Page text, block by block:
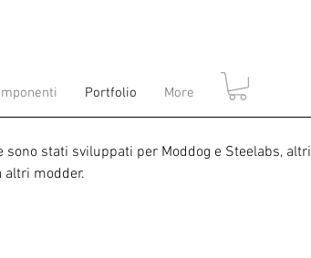
Portfolio More
stati sviluppati per Moddog e Steelabs, altri
altri modder.